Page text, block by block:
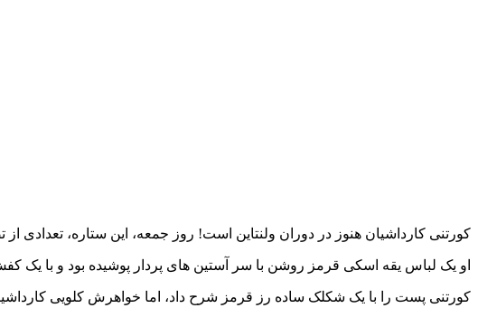
کورتنی کارداشیان هنوز در دوران ولنتاین است! روز جمعه، این ستاره،
او یک لباس یقه اسکی قرمز روشن با سر آستین های پردار پوشیده بود و با یک
کورتنی پست را با یک شکلک ساده رز قرمز شرح داد، اما خواهرش کلویی